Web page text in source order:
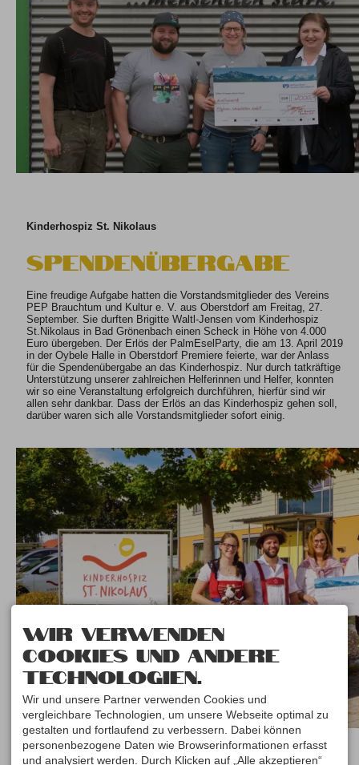
Kinderhospiz St. Nikolaus
Spendenübergabe
Eine freudige Aufgabe hatten die Vorstandsmitglieder des Vereins
PEP Brauchtum und Kultur e. V. aus Oberstdorf am Freitag, 27.
September. Sie durften Brigitte Waltl-Jensen vom Kinderhospiz
St.Nikolaus in Bad Grönenbach einen Scheck in Höhe von 4.000
Euro übergeben. Der Erlös der PalmEselParty, die am 13. April 2019
in der Oybele Halle in Oberstdorf Premiere feierte, war der Anlass
für die Spendenübergabe an das Kinderhospiz. Nur durch tatkräftige
Unterstützung unserer zahlreichen Helferinnen und Helfer, konnten
wir so eine Veranstaltung erfolgreich durchführen, hierfür sind wir
allen sehr dankbar. Dass der Erlös an das Kinderhospiz gehen soll,
darüber waren sich alle Vorstandsmitglieder sofort einig.
Wir verwenden
Cookies und andere
Technologien.
Wir und unsere Partner verwenden Cookies und
vergleichbare Technologien, um unsere Webseite optimal zu
gestalten und fortlaufend zu verbessern. Dabei können
personenbezogene Daten wie Browserinformationen erfasst
und analysiert werden. Durch Klicken auf „Alle akzeptieren“